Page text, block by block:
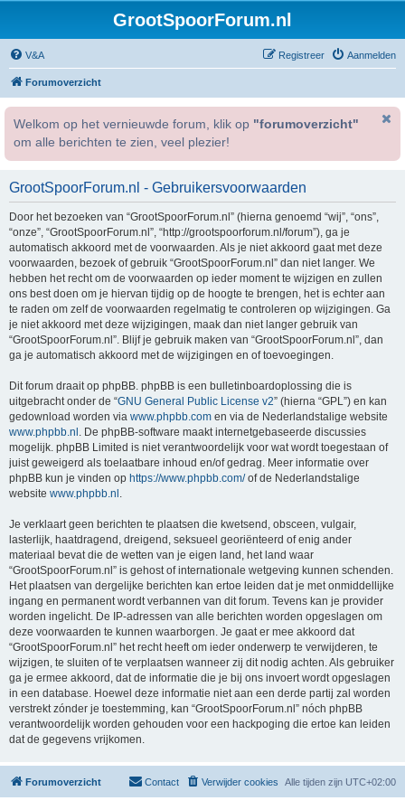
GrootSpoorForum.nl
V&A Aanmelden
Registreer
Forumoverzicht
Welkom op het vernieuwde forum, klik op "forumoverzicht"
om alle berichten te zien, veel plezier!
GrootSpoorForum.nl - Gebruikersvoorwaarden
Door het bezoeken van “GrootSpoorForum.nl” (hierna genoemd “wij”, “ons”,
“onze”, “GrootSpoorForum.nl”, “http://grootspoorforum.nl/forum”), ga je
automatisch akkoord met de voorwaarden. Als je niet akkoord gaat met deze
voorwaarden, bezoek of gebruik “GrootSpoorForum.nl” dan niet langer. We
hebben het recht om de voorwaarden op ieder moment te wijzigen en zullen
ons best doen om je hiervan tijdig op de hoogte te brengen, het is echter aan
te raden om zelf de voorwaarden regelmatig te controleren op wijzigingen. Ga
je niet akkoord met deze wijzigingen, maak dan niet langer gebruik van
“GrootSpoorForum.nl”. Blijf je gebruik maken van “GrootSpoorForum.nl”, dan
ga je automatisch akkoord met de wijzigingen en of toevoegingen.
Dit forum draait op phpBB. phpBB is een bulletinboardoplossing die is
uitgebracht onder de “GNU General Public License v2” (hierna “GPL”) en kan
gedownload worden via www.phpbb.com en via de Nederlandstalige website
www.phpbb.nl . De phpBB-software maakt internetgebaseerde discussies
mogelijk. phpBB Limited is niet verantwoordelijk voor wat wordt toegestaan of
juist geweigerd als toelaatbare inhoud en/of gedrag. Meer informatie over
phpBB kun je vinden op https://www.phpbb.com/of de Nederlandstalige
website www.phpbb.nl .
Je verklaart geen berichten te plaatsen die kwetsend, obsceen, vulgair,
lasterlijk, haatdragend, dreigend, seksueel georiënteerd of enig ander
materiaal bevat die de wetten van je eigen land, het land waar
“GrootSpoorForum.nl” is gehost of internationale wetgeving kunnen schenden.
Het plaatsen van dergelijke berichten kan ertoe leiden dat je met onmiddellijke
ingang en permanent wordt verbannen van dit forum. Tevens kan je provider
worden ingelicht. De IP-adressen van alle berichten worden opgeslagen om
deze voorwaarden te kunnen waarborgen. Je gaat er mee akkoord dat
“GrootSpoorForum.nl” het recht heeft om ieder onderwerp te verwijderen, te
wijzigen, te sluiten of te verplaatsen wanneer zij dit nodig achten. Als gebruiker
ga je ermee akkoord, dat de informatie die je bij ons invoert wordt opgeslagen
in een database. Hoewel deze informatie niet aan een derde partij zal worden
verstrekt zónder je toestemming, kan “GrootSpoorForum.nl” nóch phpBB
verantwoordelijk worden gehouden voor een hackpoging die ertoe kan leiden
dat de gegevens vrijkomen.
Forumoverzicht Alle tijden zijn UTC+02:00
Verwijder cookies
Contact